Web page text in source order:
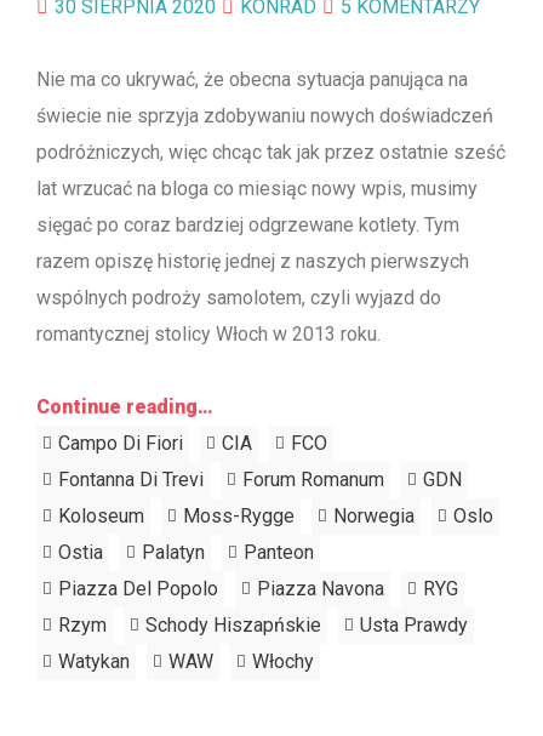
30 SIERPNIA 2020 KONRAD 5 KOMENTARZY
Nie ma co ukrywać, że obecna sytuacja panująca na
świecie nie sprzyja zdobywaniu nowych doświadczeń
podróżniczych, więc chcąc tak jak przez ostatnie sześć
lat wrzucać na bloga co miesiąc nowy wpis, musimy
sięgać po coraz bardziej odgrzewane kotlety. Tym
razem opiszę historię jednej z naszych pierwszych
wspólnych podroży samolotem, czyli wyjazd do
romantycznej stolicy Włoch w 2013 roku.
Continue reading…
Campo Di Fiori
CIA
FCO
Fontanna Di Trevi
Forum Romanum
GDN
Koloseum
Moss-Rygge Norwegia
Oslo
Ostia
Palatyn
Panteon
Piazza Del Popolo
Piazza Navona
RYG
Rzym
Schody Hiszapńskie
Usta Prawdy
Watykan
WAW Włochy